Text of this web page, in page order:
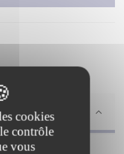
cookies
contrôle
vous